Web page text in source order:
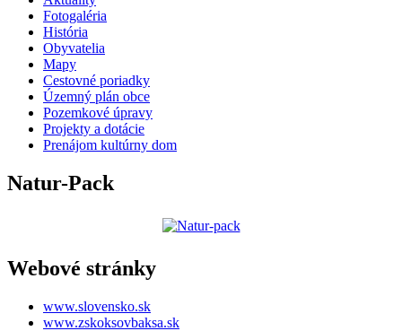
Fotogaléria
História
Obyvatelia
Mapy
Cestovné poriadky
Územný plán obce
Pozemkové úpravy
Projekty a dotácie
Prenájom kultúrny dom
Natur-Pack
Webové stránky
www.slovensko.sk
www.zskoksovbaksa.sk